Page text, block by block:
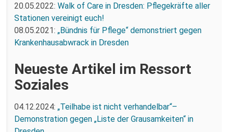
20.05.2022: Walk of Care in Dresden: Pflegekräfte aller
Stationen vereinigt euch!
08.05.2021: „Bündnis für Pflege“ demonstriert gegen
Krankenhausabwrack in Dresden
Neueste Artikel im Ressort
Soziales
04.12.2024: „Teilhabe ist nicht verhandelbar“–
Demonstration gegen „Liste der Grausamkeiten“ in